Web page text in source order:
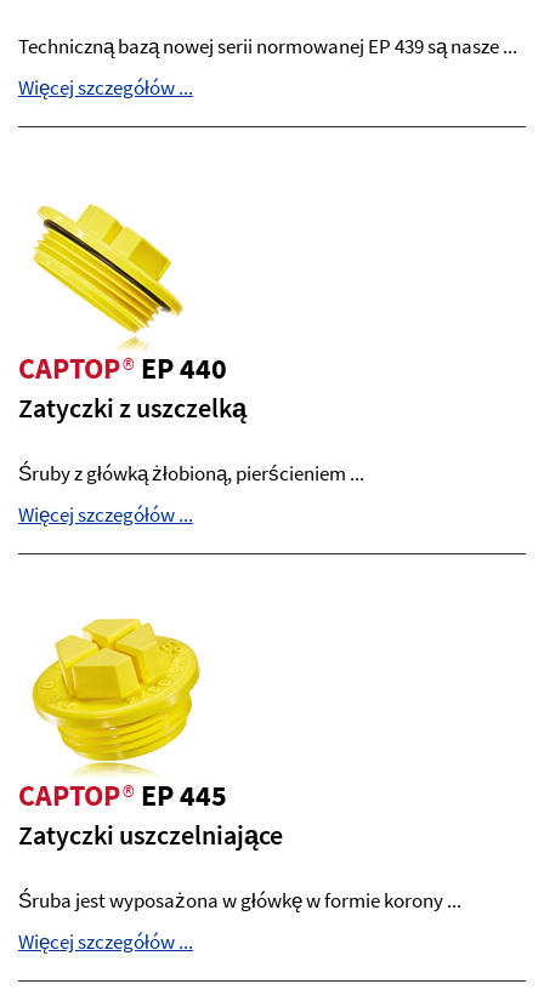
Techniczną bazą nowej serii normowanej EP 439 są nasze ...
Więcej szczegółów ...
CAPTOP®EP 440
Zatyczki z uszczelką
Śruby z główką żłobioną, pierścieniem ...
Więcej szczegółów ...
CAPTOP®EP 445
Zatyczki uszczelniające
Śruba jest wyposażona w główkę w formie korony ...
Więcej szczegółów ...